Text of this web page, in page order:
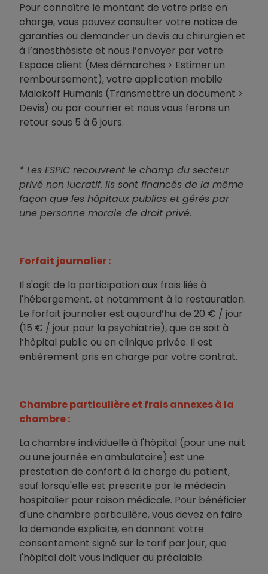
Pour connaître le montant de votre prise en
charge, vous pouvez consulter votre notice de
garanties ou demander un devis au chirurgien et
à l’anesthésiste et nous l’envoyer par votre
Espace client (Mes démarches > Estimer un
remboursement), votre application mobile
Malakoff Humanis (Transmettre un document >
Devis) ou par courrier et nous vous ferons un
retour sous 5 à 6 jours.
* Les ESPIC recouvrent le champ du secteur
privé non lucratif. Ils sont financés de la même
façon que les hôpitaux publics et gérés par
une personne morale de droit privé.
Forfait journalier :
Il s'agit de la participation aux frais liés à
l'hébergement, et notamment à la restauration.
Le forfait journalier est aujourd’hui de 20 € / jour
(15 € / jour pour la psychiatrie), que ce soit à
l’hôpital public ou en clinique privée. Il est
entièrement pris en charge par votre contrat.
Chambre particulière et frais annexes à la
chambre :
La chambre individuelle à l'hôpital (pour une nuit
ou une journée en ambulatoire) est une
prestation de confort à la charge du patient,
sauf lorsqu'elle est prescrite par le médecin
hospitalier pour raison médicale. Pour bénéficier
d'une chambre particulière, vous devez en faire
la demande explicite, en donnant votre
consentement signé sur le tarif par jour, que
l'hôpital doit vous indiquer au préalable.